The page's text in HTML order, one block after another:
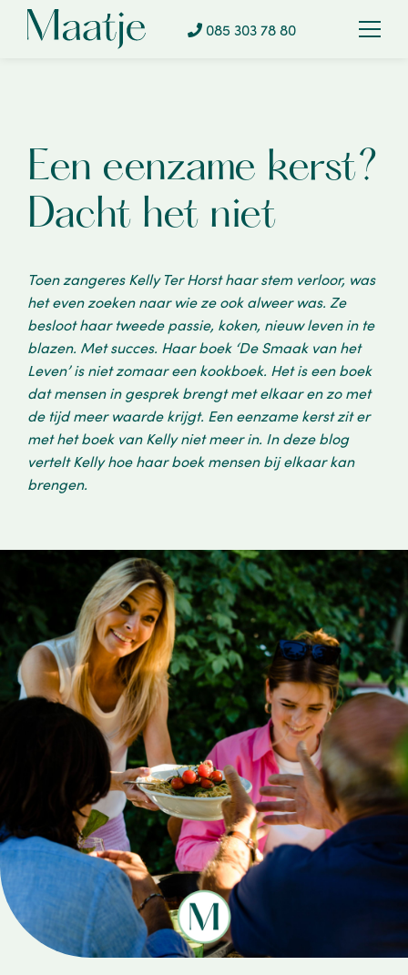
Over ons
085 303 78 80
Een eenzame kerst?
Dacht het niet
Toen zangeres Kelly Ter Horst haar stem verloor, was
het even zoeken naar wie ze ook alweer was. Ze
besloot haar tweede passie, koken, nieuw leven in te
blazen. Met succes. Haar boek ‘De Smaak van het
Leven’ is niet zomaar een kookboek. Het is een boek
dat mensen in gesprek brengt met elkaar en zo met
de tijd meer waarde krijgt. Een eenzame kerst zit er
met het boek van Kelly niet meer in. In deze blog
vertelt Kelly hoe haar boek mensen bij elkaar kan
brengen.